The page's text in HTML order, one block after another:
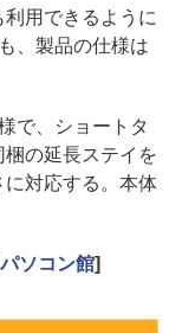
用できるように
、製品の仕様は
で、ショートタ
の延長ステイを
対応する。本体
ソコン館]